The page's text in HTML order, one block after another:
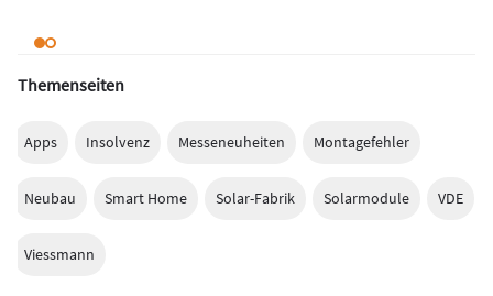
Themenseiten
Apps Insolvenz Messeneuheiten Montagefehler
Neubau Smart Home Solar-Fabrik Solarmodule VDE
Viessmann